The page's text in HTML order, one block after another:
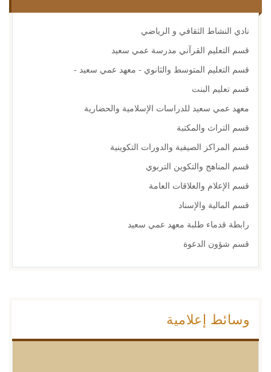
نادي النشاط الثقافي و الرياضي
قسم التعليم القرآني مدرسة عمي سعيد
قسم التعليم المتوسط والثانوي - معهد عمي سعيد -
قسم تعليم البنت
معهد عمي سعيد للدراسات الإسلامية والحضارية
قسم التراث والمكتبة
قسم المراكز الصيفية والدورات التكوينية
قسم المناهج والتكوين التربوي
قسم الإعلام والعلاقات العامة
قسم المالية والإسناد
رابطة قدماء طلبة معهد عمي سعيد
قسم شؤون الدعوة
وسائط إعلامية